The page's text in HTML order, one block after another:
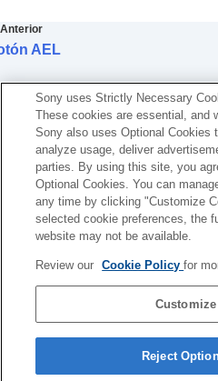
Preparación de la cámara/
Búsqueda de funciones desde MENU
Utilización de las funciones de toma
Personalización de la cámara
Visionado
Cambio de los ajustes de la cámara
Funciones disponibles con un
Utilización de un ordenador
Uso del servicio en la nube
Apéndice
Anterior
AEL
Ver.2.00, consulte la Guía de ayuda
Página de selección de
5-060-285-43(3)
Sony uses Strictly Necessary
These cookies are essential, and
Sony also uses Optional Cookies
analyze usage, deliver
parties. By using this site, you
Optional Cookies. You can
any time by clicking "Customize
selected cookie preferences, the
website may not be available.
Review our Cookie Policyfor
Reject